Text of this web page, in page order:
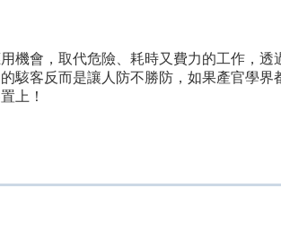
機會，取代危險、耗時又費力的工作，
駭客反而是讓人防不勝防，如果產官學
上！